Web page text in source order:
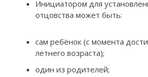
Инициатором для
отцовства может быть:
сам ребёнок (с момента
летнего возраста);
один из родителей;